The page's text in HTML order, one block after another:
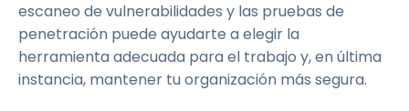
escaneo de vulnerabilidades y las pruebas de
penetración puede ayudarte a elegir la
herramienta adecuada para el trabajo y, en última
instancia, mantener tu organización más segura.